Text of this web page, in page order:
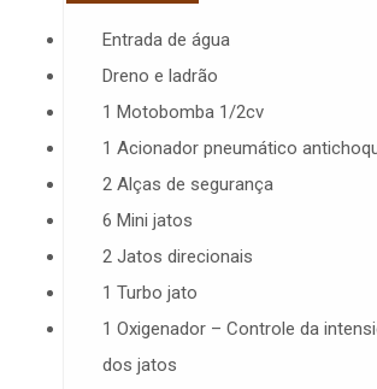
Entrada de água
Dreno e ladrão
1 Motobomba 1/2cv
1 Acionador pneumático
2 Alças de segurança
6 Mini jatos
2 Jatos direcionais
1 Turbo jato
1 Oxigenador – Controle da
dos jatos